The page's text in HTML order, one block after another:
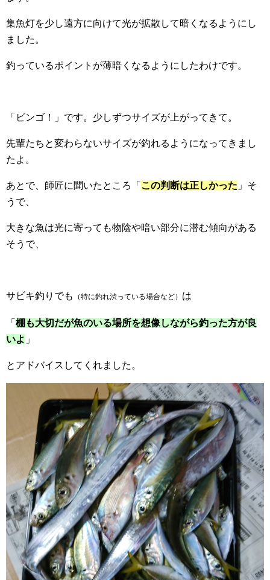
集魚灯を少し遠方に向けて光が拡散して暗くなるようにし
ました。
釣っているポイントが薄暗くなるようにしたわけです。
「ビンゴ！」です。少しずつサイズが上がってきて。
先輩たちと変わらないサイズが釣れるようになってきまし
たよ。
あとで、師匠に聞いたところ「 この判断は正しかった 」そ
うで、
大きな魚は光に寄っても物陰や暗い部分に潜む傾向がある
そうで、
サビキ釣りでも （特に釣れ渋っている場合など） は
「 棚も大切だが魚のいる場所を想像しながら釣った方が良
いよ 」
とアドバイスしてくれました。